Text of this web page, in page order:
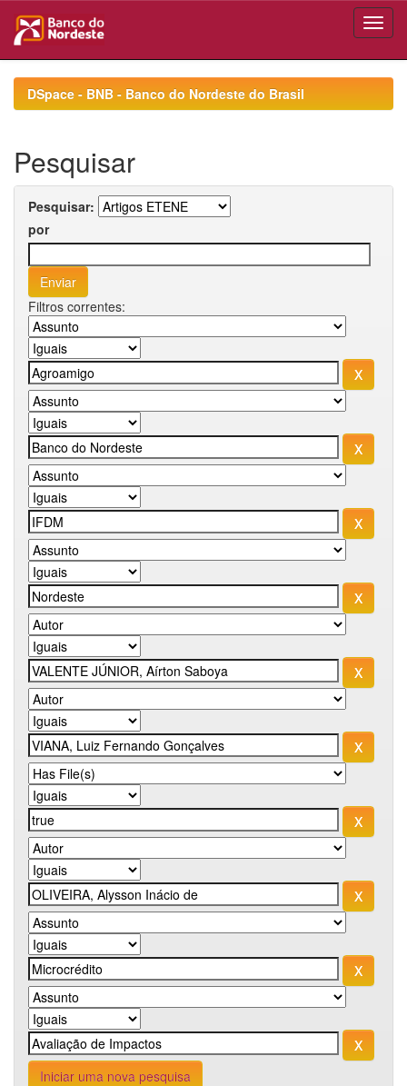
navigationDSpace - BNB - Banco do Nordeste do Brasil
Pesquisar
Pesquisar:
por
Filtros correntes:
Iniciar uma nova pesquisa